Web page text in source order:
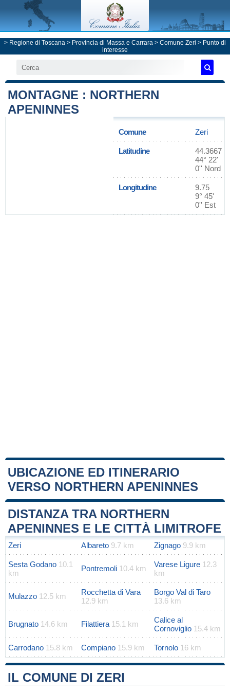
> Regione di Toscana > Provincia di Massa e Carrara > Comune Zeri > Punto di
interesse
MONTAGNE : NORTHERN
APENINNES
Comune Zeri
Latitudine
44.3667
44° 22'
0'' Nord
Longitudine
9.75
9° 45'
0'' Est
UBICAZIONE ED ITINERARIO
VERSO NORTHERN APENINNES
+
−
Leaflet|Map data ©OpenStreetMapcontributors
DISTANZA TRA NORTHERN
APENINNES E LE CITTÀ LIMITROFE
Zeri Albareto 9.7 km Zignago 9.9 km
Sesta Godano 10.1
km
Pontremoli 10.4 km Varese Ligure 12.3
km
Mulazzo 12.5 km
Rocchetta di Vara
12.9 km
Borgo Val di Taro
13.6 km
Brugnato 14.6 km Filattiera 15.1 km
Calice al
Cornoviglio 15.4 km
Carrodano 15.8 km Compiano 15.9 km Tornolo 16 km
IL COMUNE DI ZERI